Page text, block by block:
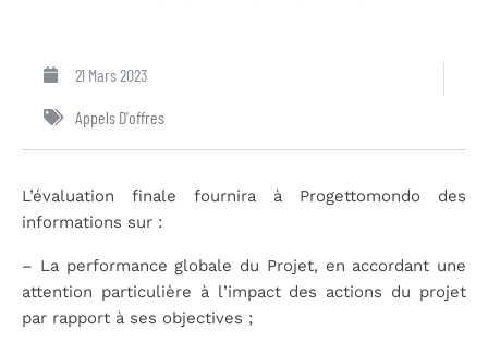
21 Mars 2023
Appels D'offres
L’évaluation finale fournira à Progettomondo des
informations sur :
– La performance globale du Projet, en accordant une
attention particulière à l’impact des actions du projet
par rapport à ses objectives ;